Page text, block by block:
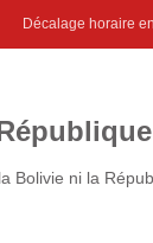
Décalage horaire
Bolivie ni la